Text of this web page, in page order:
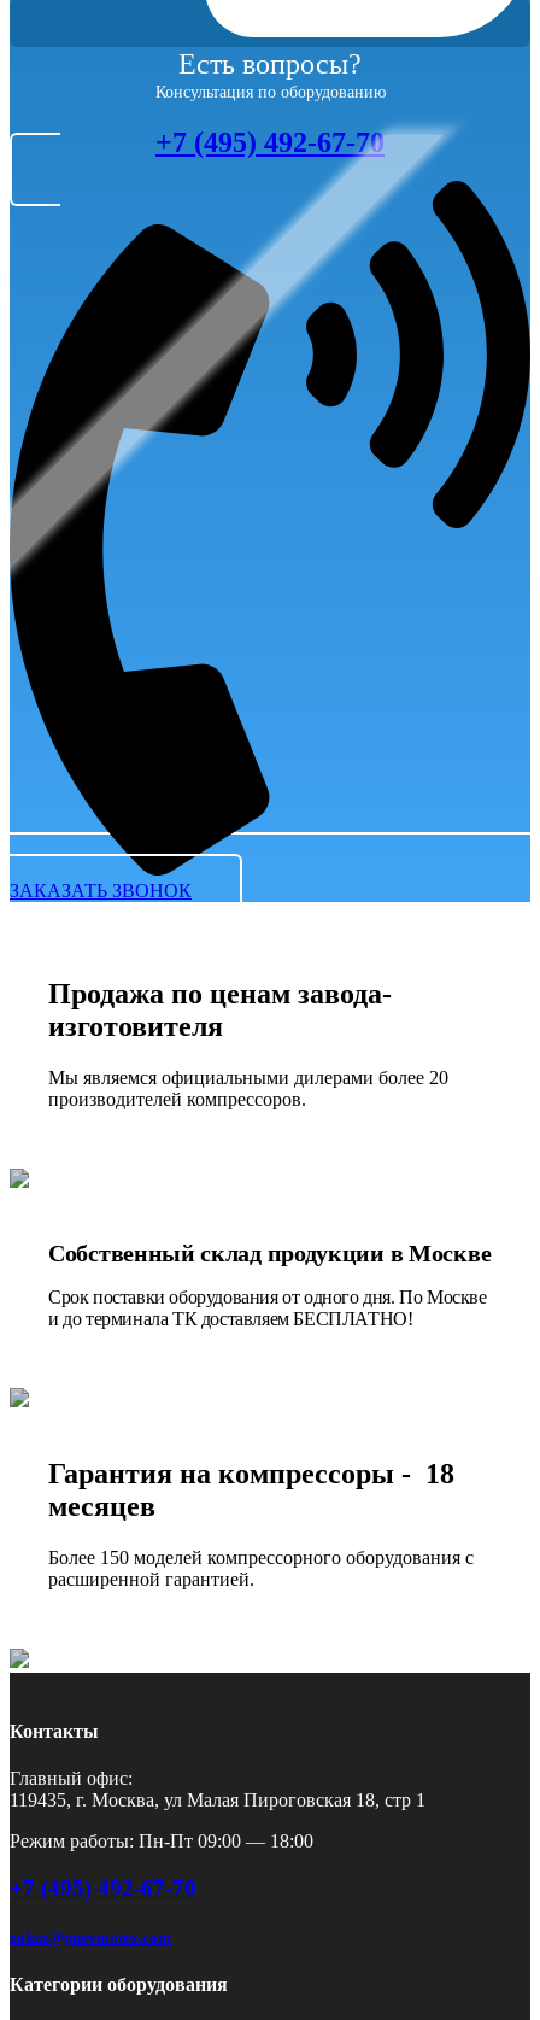
Есть вопросы?
Консультация по оборудованию
+7 (495) 492-67-70
ЗАКАЗАТЬ ЗВОНОК
Продажа по ценам завода-
изготовителя
Мы являемся официальными дилерами более 20
производителей компрессоров.
Собственный склад продукции в Москве
Срок поставки оборудования от одного дня. По Москве
и до терминала ТК доставляем БЕСПЛАТНО!
Гарантия на компрессоры - 18
месяцев
Более 150 моделей компрессорного оборудования с
расширенной гарантией.
Контакты
Главный офис:
119435, г. Москва, ул Малая Пироговская 18, стр 1
Режим работы: Пн-Пт 09:00 — 18:00
+7 (495) 492-67-70
zakaz@pnevmotex.com
Категории оборудования